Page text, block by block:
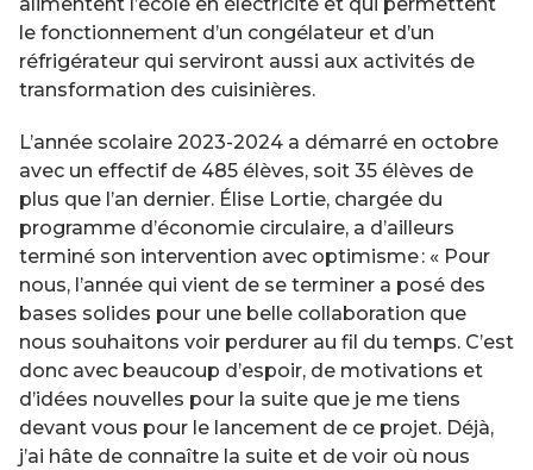
le fonctionnement d’un congélateur et d’un
réfrigérateur qui serviront aussi aux activités de
transformation des cuisinières.
L’année scolaire 2023-2024 a démarré en octobre
avec un effectif de 485 élèves, soit 35 élèves de
plus que l’an dernier. Élise Lortie, chargée du
programme d’économie circulaire, a d’ailleurs
terminé son intervention avec optimisme : « Pour
nous, l’année qui vient de se terminer a posé des
bases solides pour une belle collaboration que
nous souhaitons voir perdurer au fil du temps. C’est
donc avec beaucoup d’espoir, de motivations et
d’idées nouvelles pour la suite que je me tiens
devant vous pour le lancement de ce projet. Déjà,
j’ai hâte de connaître la suite et de voir où nous